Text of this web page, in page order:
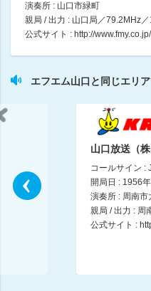
杉浦太陽・松井玲奈 日曜まなび
杉浦太陽 / 松井玲奈
09:30 ～ 09:55
09:55 ～ 10:00
CITY POP MASTERS
YKK AP presents 皆藤愛子の窓
皆藤愛子
演奏所 : 山口市緑町
親局 / 出力 : 山口局／79.2MHz
公式サイト : http://www.fmy.co.jp/
エフエム山口と同じエリ
山口放送（株
コールサイン :
開局日 : 1956
演奏所 : 周南市
親局 / 出力 : 周
公式サイト :